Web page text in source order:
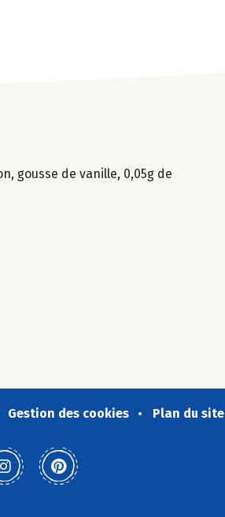
gousse de vanille, 0,05g de
Gestion des cookies Plan du site